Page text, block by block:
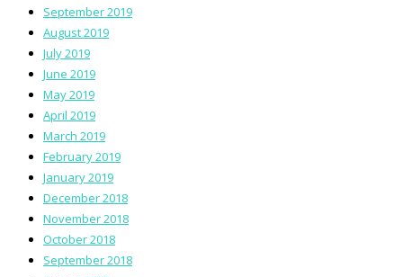
September 2019
August 2019
July 2019
June 2019
May 2019
April 2019
March 2019
February 2019
January 2019
December 2018
November 2018
October 2018
September 2018